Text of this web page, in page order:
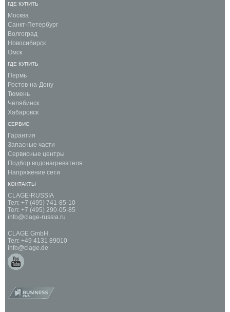
ГДЕ КУПИТЬ
Москва
Санкт-Петербург
Волгоград
Новосибирск
Омск
ГДЕ КУПИТЬ
Пермь
Ростов-на-Дону
Тюмень
Челябинск
Хабаровск
СЕРВИС
Гарантия
Запасные части
Сервисные центры
Подбор водонагревателя
Напряжение сети
КОНТАКТЫ
CLAGE-RUSSIA
Тел: +7 (495) 741-85-10
Тел: +7 (495) 290-05-85
info@clage-russia.ru
CLAGE GmbH
Тел: +49 4131 89010
info@clage.de